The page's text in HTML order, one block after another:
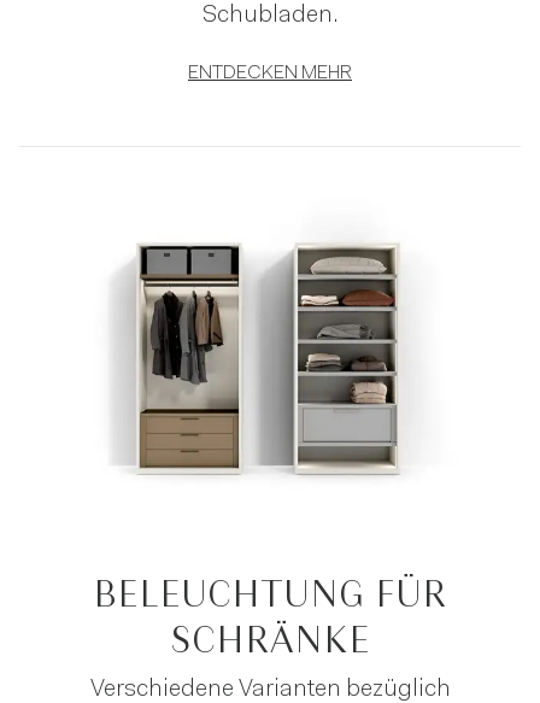
Schubladen.
ENTDECKEN MEHR
BELEUCHTUNG FÜR
SCHRÄNKE
Verschiedene Varianten bezüglich